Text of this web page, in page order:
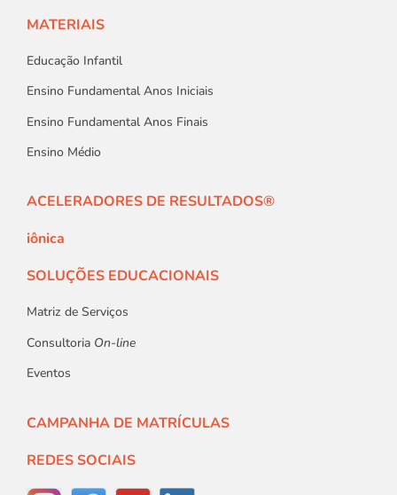
MATERIAIS
Educação Infantil
Ensino Fundamental Anos Iniciais
Ensino Fundamental Anos Finais
Ensino Médio
ACELERADORES DE RESULTADOS®
iônica
SOLUÇÕES EDUCACIONAIS
Matriz de Serviços
Consultoria On-line
Eventos
CAMPANHA DE MATRÍCULAS
REDES SOCIAIS